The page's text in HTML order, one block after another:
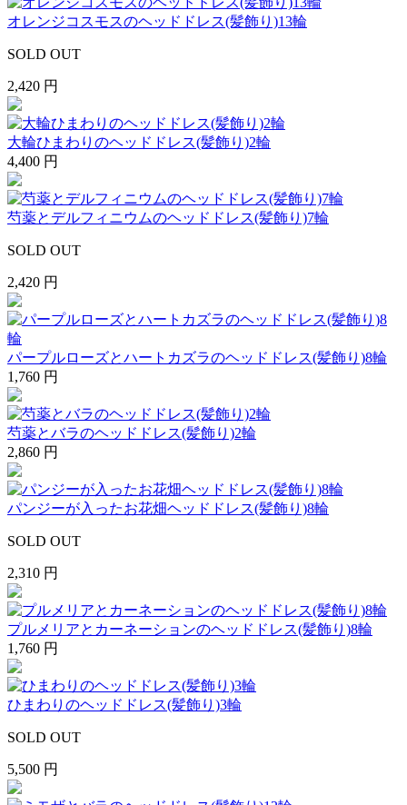
オレンジコスモスのヘッドドレス(髪飾り)13輪
SOLD OUT
2,420 円
大輪ひまわりのヘッドドレス(髪飾り)2輪
4,400 円
芍薬とデルフィニウムのヘッドドレス(髪飾り)7輪
SOLD OUT
2,420 円
パープルローズとハートカズラのヘッドドレス(髪飾り)8輪
1,760 円
芍薬とバラのヘッドドレス(髪飾り)2輪
2,860 円
パンジーが入ったお花畑ヘッドドレス(髪飾り)8輪
SOLD OUT
2,310 円
プルメリアとカーネーションのヘッドドレス(髪飾り)8輪
1,760 円
ひまわりのヘッドドレス(髪飾り)3輪
SOLD OUT
5,500 円